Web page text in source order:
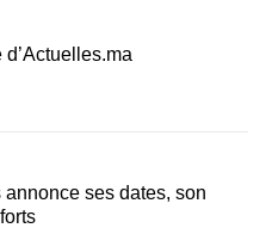
ses dates, son